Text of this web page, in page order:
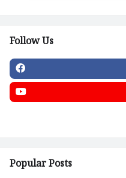
Follow Us
Popular Posts